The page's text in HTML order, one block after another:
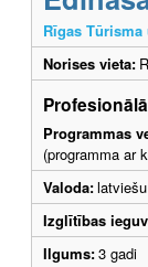
Rīgas
Norises vieta:
Programmas
(programma ar
Valoda:
Izglītības
Ilgums:3 gadi